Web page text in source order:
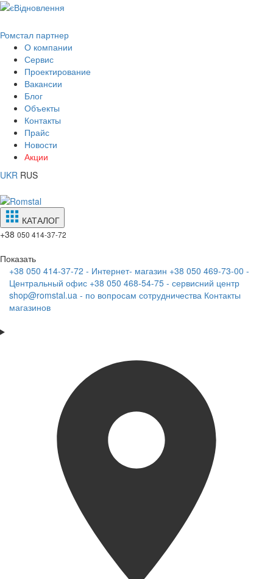
Ромстал партнер
О компании
Сервис
Проектирование
Вакансии
Блог
Объекты
Контакты
Прайс
Новости
Акции
UKR RUS
КАТАЛОГ
+38 050 414-37-72
Показать
+38 050 414-37-72 - Интернет- магазин +38 050 469-73-00 -
Центральный офис +38 050 468-54-75 - сервисний центр
shop@romstal.ua - по вопросам сотрудничества Контакты
магазинов